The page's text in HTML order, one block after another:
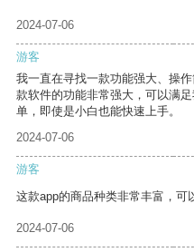
2024-07-06
游客
我一直在寻找一款功能强大、操
款软件的功能非常强大，可以满
单，即使是小白也能快速上手。
2024-07-06
游客
这款app的商品种类非常丰富，可
2024-07-06